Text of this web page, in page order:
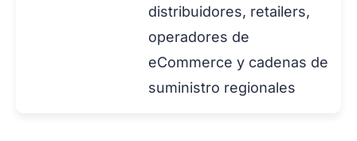
distribuidores, retailers,
operadores de
eCommerce y cadenas de
suministro regionales